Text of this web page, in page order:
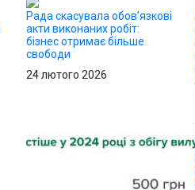
Рада скасувала обов’язкові
акти виконаних робіт:
бізнес отримає більше
свободи
24 лютого 2026